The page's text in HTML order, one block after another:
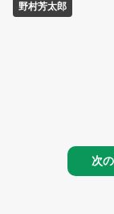
野村芳太郎
次